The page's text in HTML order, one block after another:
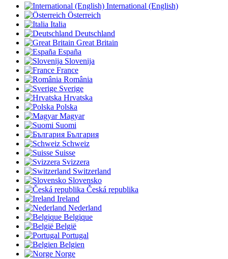
International (English)
Österreich
Italia
Deutschland
Great Britain
España
Slovenija
France
România
Sverige
Hrvatska
Polska
Magyar
Suomi
България
Schweiz
Suisse
Svizzera
Switzerland
Slovensko
Česká republika
Ireland
Nederland
Belgique
België
Portugal
Belgien
Norge